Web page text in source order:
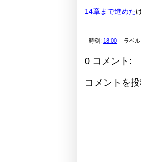
14章まで進めた
時刻: 18:00 ラベ
0 コメント:
コメントを